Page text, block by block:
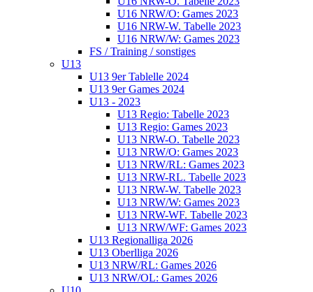
U16 NRW/O: Games 2023
U16 NRW-W. Tabelle 2023
U16 NRW/W: Games 2023
FS / Training / sonstiges
U13
U13 9er Tablelle 2024
U13 9er Games 2024
U13 - 2023
U13 Regio: Tabelle 2023
U13 Regio: Games 2023
U13 NRW-O. Tabelle 2023
U13 NRW/O: Games 2023
U13 NRW/RL: Games 2023
U13 NRW-RL. Tabelle 2023
U13 NRW-W. Tabelle 2023
U13 NRW/W: Games 2023
U13 NRW-WF. Tabelle 2023
U13 NRW/WF: Games 2023
U13 Regionalliga 2026
U13 Oberlliga 2026
U13 NRW/RL: Games 2026
U13 NRW/OL: Games 2026